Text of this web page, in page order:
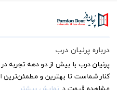
درباره پرنیان درب
پرنیان درب با بیش از دو دهه تجربه
کنار شماست تا بهترین و مطمئن‌ترین